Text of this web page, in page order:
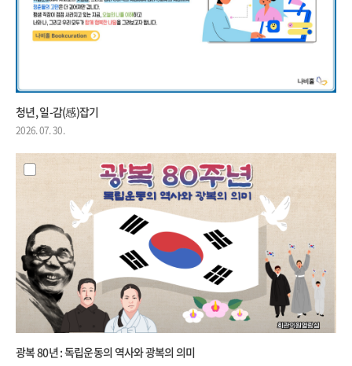
청년, 일-감(感)잡기
2026. 07. 30.
광복 80년 : 독립운동의 역사와 광복의 의미